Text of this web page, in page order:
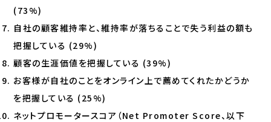
(73%)
自社の顧客維持率と、維持率が落ちることで失う利益の額も
把握している (29%)
顧客の生涯価値を把握している (39%)
お客様が自社のことをオンライン上で薦めてくれたかどうか
を把握している (25%)
ネットプロモータースコア（Net Promoter Score、以下